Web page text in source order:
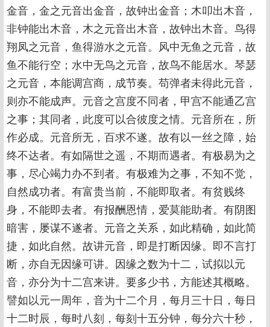
金音，金之元音出金音，故钟出金音；木叩出木音，
非钟能出木音，木之元音出木音，故钟出木音。鸟得
翔凤之元音，鱼得游水之元音。风中无鱼之元音，故
鱼不能行空；水中无鸟之元音，故鸟不能居水。琴瑟
之元音，本能调宫商，成节奏。苟弹者未得此元音，
则亦不能成声。元音之宫度不同者，甲宫不能通乙宫
之事；其同者，此度可以合彼度之情。元音所在，所
作必成。元音所无，百求不遂。故有以一丝之障，始
终不达者。有如隔世之遥，不期而遇者。有极易为之
事，尽心竭力办不到者。有极难为之事，不知不觉，
自然成功者。有富贵当前，不能即取者。有贫贱终
身，不能即去者。有报酬恩情，爱莫能助者。有阴图
暗害，屡谋不遂者。元音之关系，如此精确，如此简
捷，如此自然。故讲元音，即是打断因缘。即不言打
断，亦自无因缘可讲。因缘之数为十二，试拟以元
音，亦分为十二宫来讲。要多少书，方能述其概略。
譬如以元一周年，音为十二个月，每月三十日，每日
十二时辰，每时八刻，每刻十五分钟，每分六十秒，